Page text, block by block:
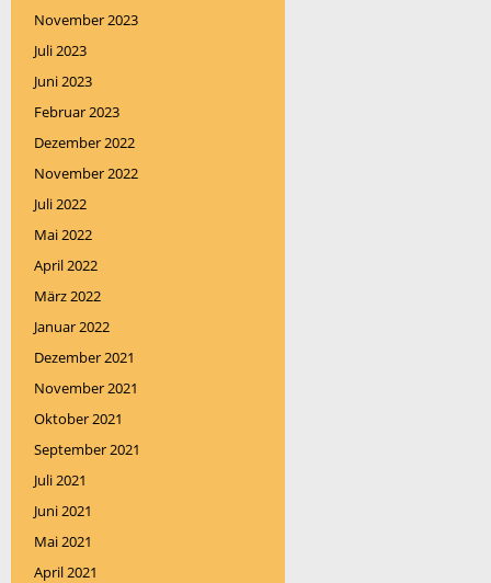
November 2023
Juli 2023
Juni 2023
Februar 2023
Dezember 2022
November 2022
Juli 2022
Mai 2022
April 2022
März 2022
Januar 2022
Dezember 2021
November 2021
Oktober 2021
September 2021
Juli 2021
Juni 2021
Mai 2021
April 2021